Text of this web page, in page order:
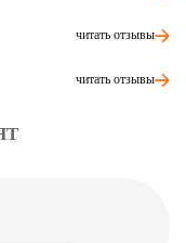
читать отзывы
читать отзывы